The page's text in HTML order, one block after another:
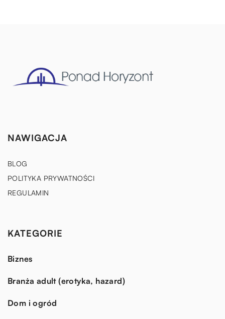
NAWIGACJA
BLOG
POLITYKA PRYWATNOŚCI
REGULAMIN
KATEGORIE
Biznes
Branża adult (erotyka, hazard)
Dom i ogród